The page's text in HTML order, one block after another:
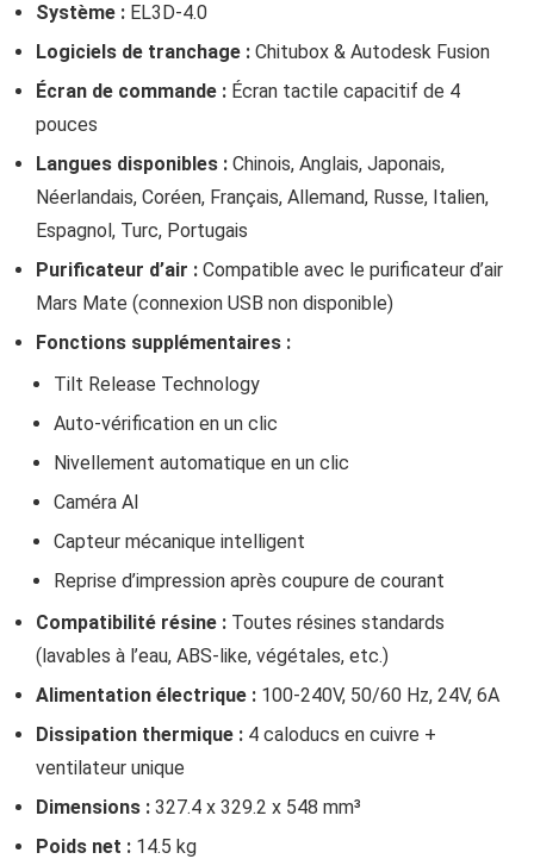
Système : EL3D-4.0
Logiciels de tranchage : Chitubox & Autodesk Fusion
Écran de commande : Écran tactile capacitif de 4
pouces
Langues disponibles : Chinois, Anglais, Japonais,
Néerlandais, Coréen, Français, Allemand, Russe, Italien,
Espagnol, Turc, Portugais
Purificateur d’air : Compatible avec le purificateur d’air
Mars Mate (connexion USB non disponible)
Fonctions supplémentaires :
Tilt Release Technology
Auto-vérification en un clic
Nivellement automatique en un clic
Caméra AI
Capteur mécanique intelligent
Reprise d’impression après coupure de courant
Compatibilité résine : Toutes résines standards
(lavables à l’eau, ABS-like, végétales, etc.)
Alimentation électrique : 100-240V, 50/60 Hz, 24V, 6A
Dissipation thermique : 4 caloducs en cuivre +
ventilateur unique
Dimensions : 327.4 x 329.2 x 548 mm³
Poids net : 14.5 kg